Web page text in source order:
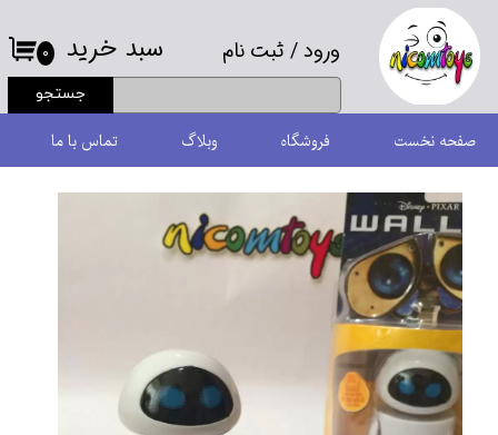
ورود/ ثبت نام
حساب کاربری من
تغییر گذر واژه
سفارشات
خروج از حساب کاربری
جستجو
۰ سبد خرید
صفحه نخست فروشگاه وبلاگ تماس با ما